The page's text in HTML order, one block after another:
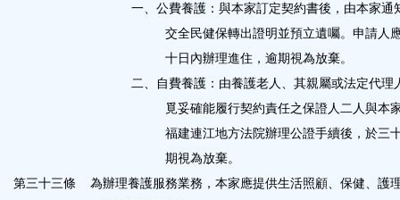
一、公費養護：與本家訂定契約書後，由本家通
交全民健保轉出證明並預立遺囑。申請人
十日內辦理進住，逾期視為放棄。
二、自費養護：由養護老人、其親屬或法定代理
覓妥確能履行契約責任之保證人二人與本
福建連江地方法院辦理公證手續後，於三
期視為放棄。
第三十三條
為辦理養護服務業務，本家應提供生活照顧、保健、護